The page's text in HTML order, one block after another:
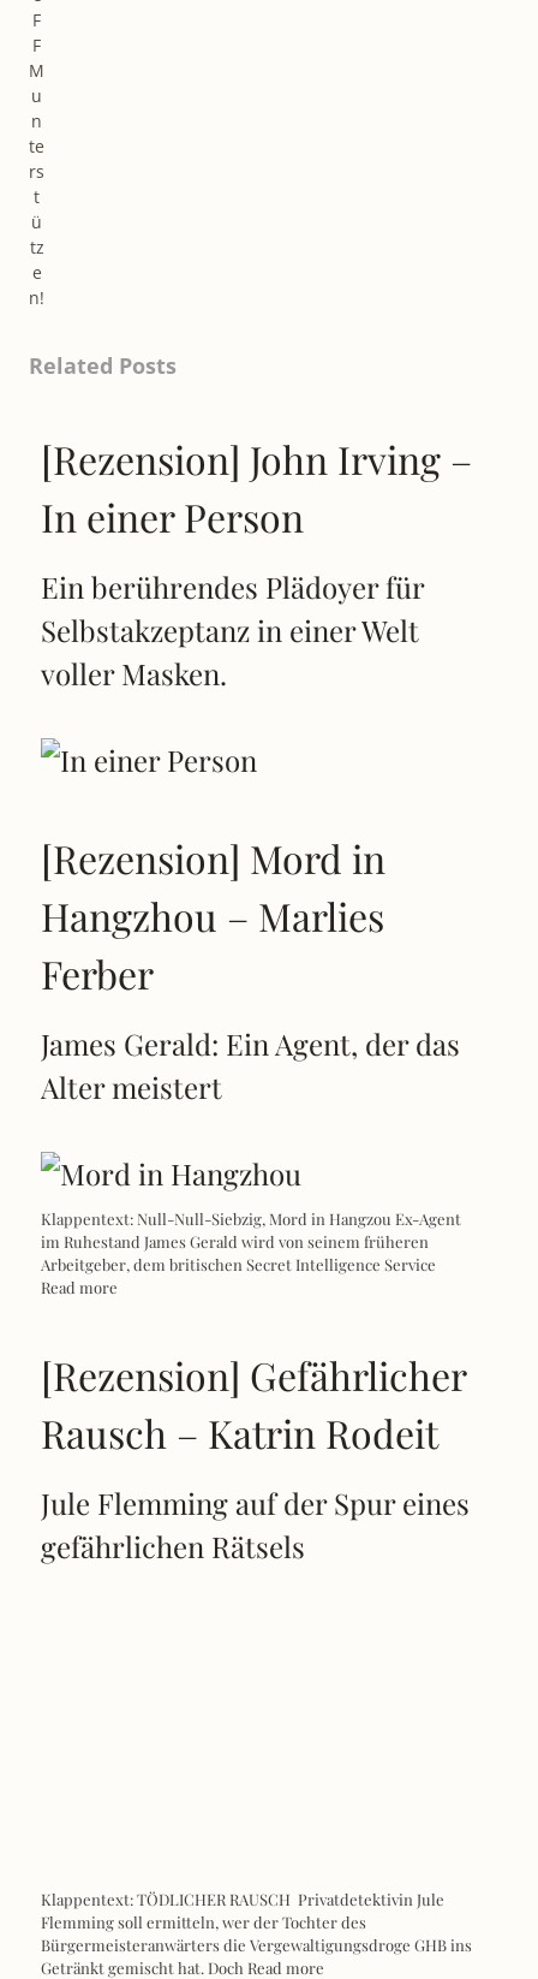
F
F
M
u
n
te
rs
t
ü
tz
e
n!
Related Posts
[Rezension] John Irving –
In einer Person
Ein berührendes Plädoyer für
Selbstakzeptanz in einer Welt
voller Masken.
[Rezension] Mord in
Hangzhou – Marlies
Ferber
James Gerald: Ein Agent, der das
Alter meistert
Klappentext: Null-Null-Siebzig, Mord in Hangzou Ex-Agent
im Ruhestand James Gerald wird von seinem früheren
Arbeitgeber, dem britischen Secret Intelligence Service
Read more
[Rezension] Gefährlicher
Rausch – Katrin Rodeit
Jule Flemming auf der Spur eines
gefährlichen Rätsels
Klappentext: TÖDLICHER RAUSCH Privatdetektivin Jule
Flemming soll ermitteln, wer der Tochter des
Bürgermeisteranwärters die Vergewaltigungsdroge GHB ins
Getränkt gemischt hat. Doch Read more